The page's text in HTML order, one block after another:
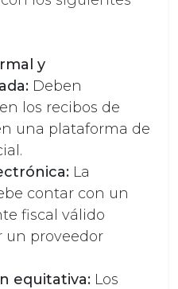
y
Deben
los recibos de
una plataforma de
La
contar con un
fiscal válido
un proveedor
equitativa:Los